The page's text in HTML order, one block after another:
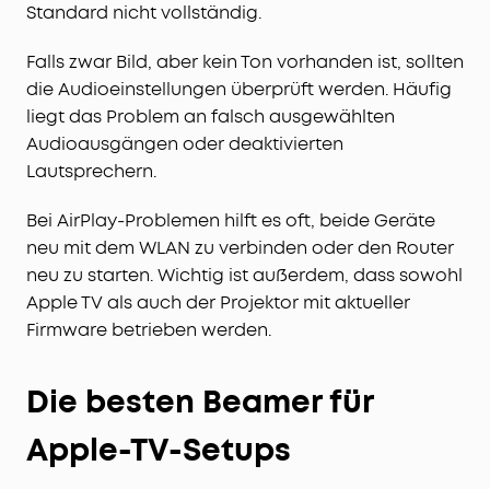
Standard nicht vollständig.
Falls zwar Bild, aber kein Ton vorhanden ist, sollten
die Audioeinstellungen überprüft werden. Häufig
liegt das Problem an falsch ausgewählten
Audioausgängen oder deaktivierten
Lautsprechern.
Bei AirPlay-Problemen hilft es oft, beide Geräte
neu mit dem WLAN zu verbinden oder den Router
neu zu starten. Wichtig ist außerdem, dass sowohl
Apple TV als auch der Projektor mit aktueller
Firmware betrieben werden.
Die besten Beamer für
Apple-TV-Setups